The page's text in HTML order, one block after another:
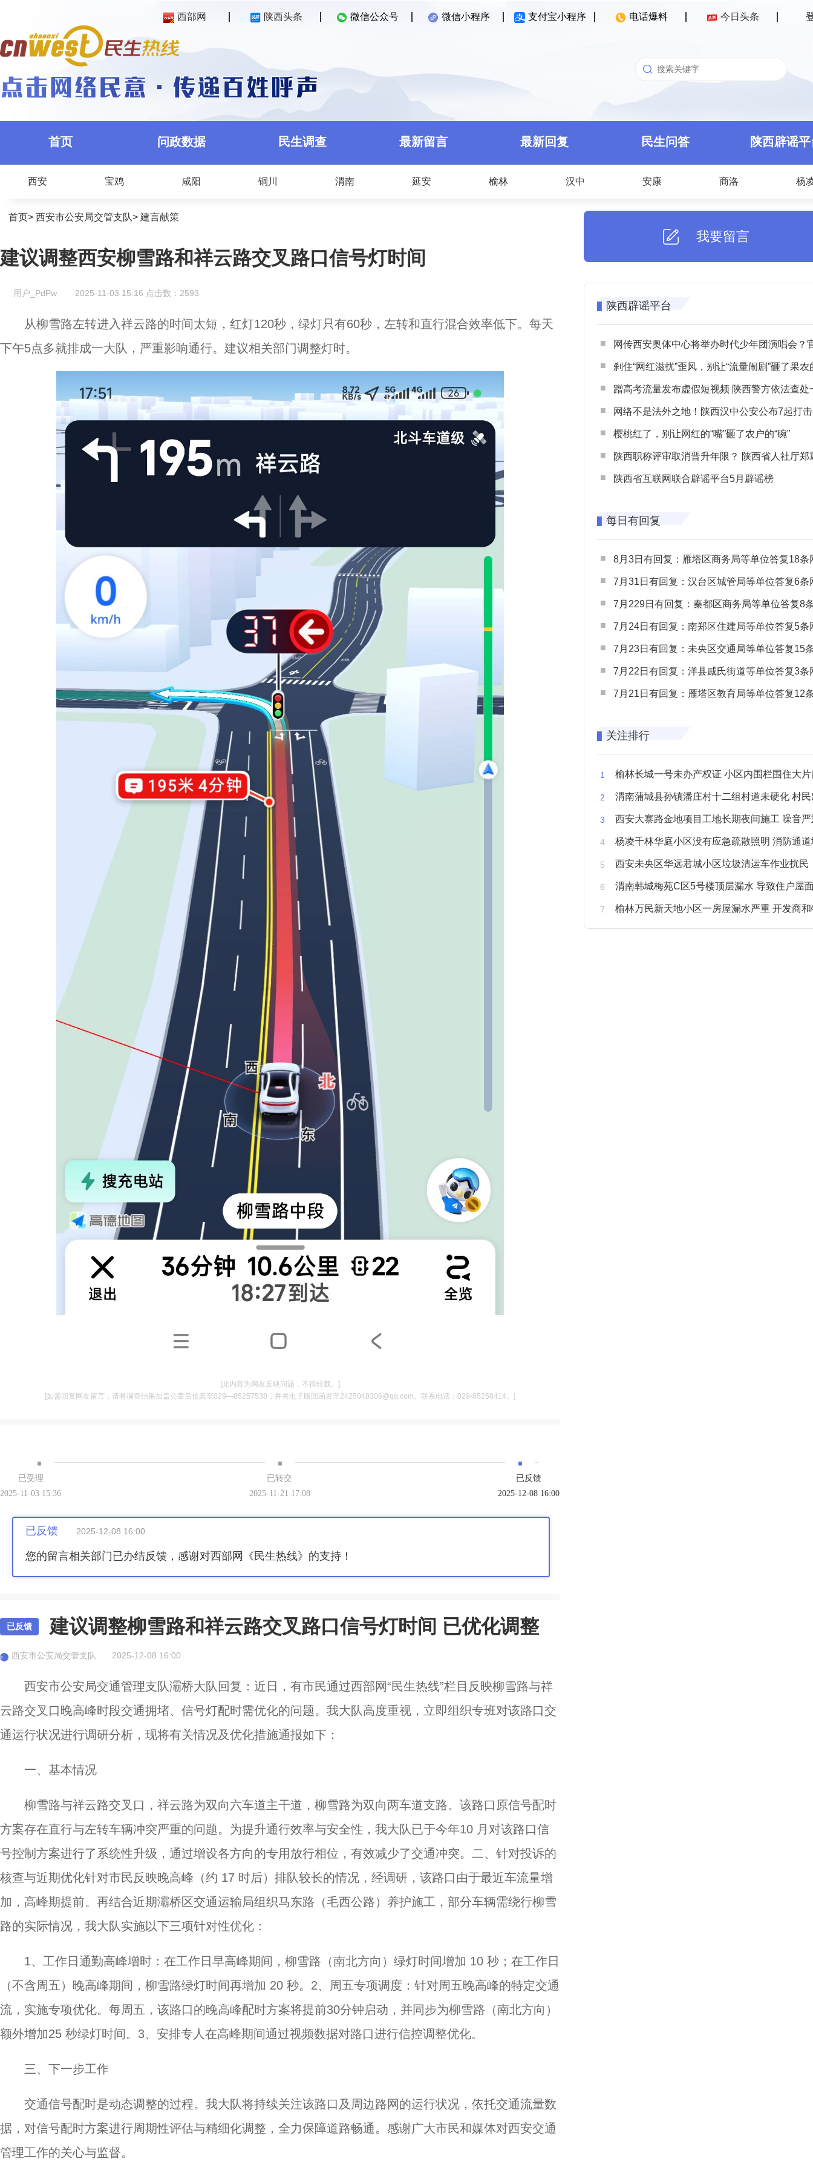
西部网 陕西头条 微信公众号 微信小程序 支付宝小程序 电话爆料 今日头条
首页 问政数据 民生调查 最新留言 最新回复 民生问答 陕西辟谣
西安 宝鸡 咸阳 铜川 渭南 延安 榆林 汉中 安康 商洛 杨
首页> 西安市公安局交管支队> 建言献策
建议调整西安柳雪路和祥云路交叉路口信号灯时间
用户_PdPw 2025-11-03 15:16 点击数： 2593
从柳雪路左转进入祥云路的时间太短，红灯120秒，绿灯只有60秒，左转和直行混合效率低下。每天
下午5点多就排成一大队，严重影响通行。建议相关部门调整灯时。
[此内容为网友反映问题，不得转载。]
[如需回复网友留言，请将调查结果加盖公章后传真至029—85257538，并将电子版回函发至2425048306@qq.com。联系电话：029-85258414。]
· · ·
已受理
2025-11-03 15:36
已转交
2025-11-21 17:08
已反馈
2025-12-08 16:00
已反馈 2025-12-08 16:00
您的留言相关部门已办结反馈，感谢对西部网《民生热线》的支持！
已反馈 建议调整柳雪路和祥云路交叉路口信号灯时间 已优化调整
西 西安市公安局交管支队 2025-12-08 16:00
西安市公安局交通管理支队灞桥大队回复：近日，有市民通过西部网“民生热线”栏目反映柳雪路与祥
云路交叉口晚高峰时段交通拥堵、信号灯配时需优化的问题。我大队高度重视，立即组织专班对该路口交
通运行状况进行调研分析，现将有关情况及优化措施通报如下：
一、基本情况
柳雪路与祥云路交叉口，祥云路为双向六车道主干道，柳雪路为双向两车道支路。该路口原信号配时
方案存在直行与左转车辆冲突严重的问题。为提升通行效率与安全性，我大队已于今年10 月对该路口信
号控制方案进行了系统性升级，通过增设各方向的专用放行相位，有效减少了交通冲突。二、针对投诉的
核查与近期优化针对市民反映晚高峰（约 17 时后）排队较长的情况，经调研，该路口由于最近车流量增
加，高峰期提前。再结合近期灞桥区交通运输局组织马东路（毛西公路）养护施工，部分车辆需绕行柳雪
路的实际情况，我大队实施以下三项针对性优化：
1、工作日通勤高峰增时：在工作日早高峰期间，柳雪路（南北方向）绿灯时间增加 10 秒；在工作日
（不含周五）晚高峰期间，柳雪路绿灯时间再增加 20 秒。2、周五专项调度：针对周五晚高峰的特定交通
流，实施专项优化。每周五，该路口的晚高峰配时方案将提前30分钟启动，并同步为柳雪路（南北方向）
额外增加25 秒绿灯时间。3、安排专人在高峰期间通过视频数据对路口进行信控调整优化。
三、下一步工作
交通信号配时是动态调整的过程。我大队将持续关注该路口及周边路网的运行状况，依托交通流量数
据，对信号配时方案进行周期性评估与精细化调整，全力保障道路畅通。感谢广大市民和媒体对西安交通
管理工作的关心与监督。
我要留言
陕西辟谣平台
网传西安奥体中心将举办时代少年团演唱会？官方回应：纯
刹住“网红滋扰”歪风，别让“流量闹剧”砸了果农
蹭高考流量发布虚假短视频 陕西警方依法查处一起涉高考网络
网络不是法外之地！陕西汉中公安公布7起打击整治网谣网暴典型
樱桃红了，别让网红的“嘴”砸了农户的“碗”
陕西职称评审取消晋升年限？ 陕西省人社厅郑重声明 谨防职称评审不实言
陕西省互联网联合辟谣平台5月辟谣榜
每日有回复
8月3日有回复：雁塔区商务局等单位答复18条网民
7月31日有回复：汉台区城管局等单位答复6条网民
7月229日有回复：秦都区商务局等单位答复8条网民
7月24日有回复：南郑区住建局等单位答复5条网民
7月23日有回复：未央区交通局等单位答复15条网民
7月22日有回复：洋县戚氏街道等单位答复3条网民
7月21日有回复：雁塔区教育局等单位答复12条网民
关注排行
榆林长城一号未办产权证 小区内围栏围住大片闲置
渭南蒲城县孙镇潘庄村十二组村道未硬化 村民出
西安大寨路金地项目工地长期夜间施工 噪音严重
杨凌千林华庭小区没有应急疏散照明 消防通
西安未央区华远君城小区垃圾清运车作业扰民
渭南韩城梅苑C区5号楼顶层漏水 导致住户屋面被
榆林万民新天地小区一房屋漏水严重 开发商和物业不予